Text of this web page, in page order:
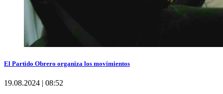
El Partido Obrero organiza los movimientos
19.08.2024 | 08:52